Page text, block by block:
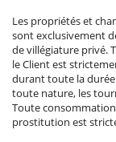
Les propriétés et
sont exclusivement
de villégiature privé.
le Client est
durant toute la
toute nature, les
Toute
prostitution est